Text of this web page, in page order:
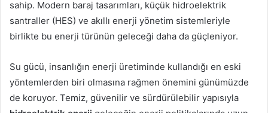
sahip. Modern baraj tasarımları, küçük hidroelektrik
santraller (HES) ve akıllı enerji yönetim sistemleriyle
birlikte bu enerji türünün geleceği daha da güçleniyor.
Su gücü, insanlığın enerji üretiminde kullandığı en eski
yöntemlerden biri olmasına rağmen önemini günümüzde
de koruyor. Temiz, güvenilir ve sürdürülebilir yapısıyla